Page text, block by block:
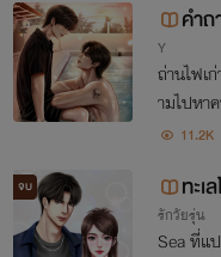
คำ
Y
ถ่านไฟเ
ามไปหาคน
ถามน้อง
11.2K
จบ ทะเ
รักวัยรุ่น